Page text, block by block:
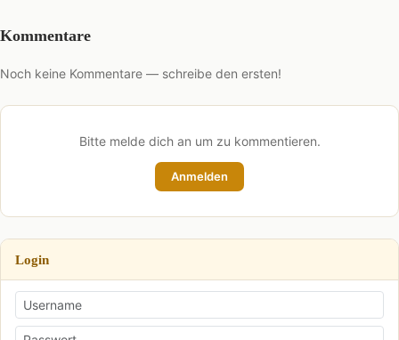
Kommentare
Noch keine Kommentare — schreibe den ersten!
Bitte melde dich an um zu kommentieren.
Anmelden
Login